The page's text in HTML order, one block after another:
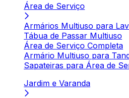
Área de Serviço
Armários Multiuso para
Tábua de Passar Multiuso
Área de Serviço Completa
Armário Multiuso para
Sapateiras para Área de
Jardim e Varanda